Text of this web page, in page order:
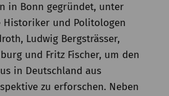
in Bonn gegründet, unter
Historiker und Politologen
Ludwig Bergsträsser,
und Fritz Fischer, um den
in Deutschland aus
zu erforschen. Neben